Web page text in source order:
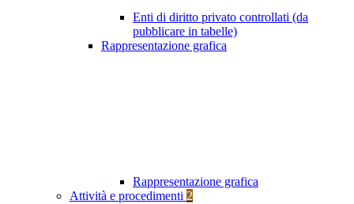
Enti di diritto privato controllati (da
pubblicare in tabelle)
Rappresentazione grafica
Rappresentazione grafica
Attività e procedimenti 2